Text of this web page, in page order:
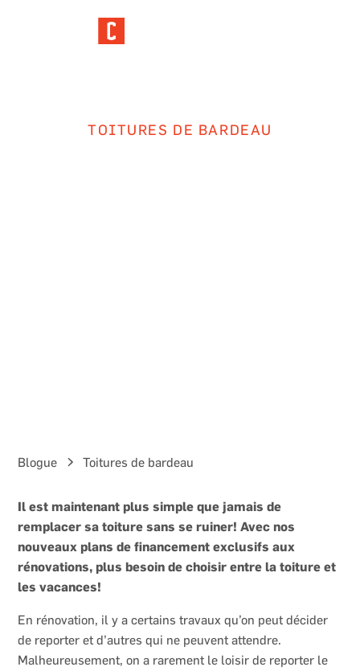
TOITURES DE BARDEAU
Blogue Toitures de bardeau
Il est maintenant plus simple que jamais de
remplacer sa toiture sans se ruiner! Avec nos
nouveaux plans de financement exclusifs aux
rénovations, plus besoin de choisir entre la toiture et
les vacances!
En rénovation, il y a certains travaux qu’on peut décider
de reporter et d’autres qui ne peuvent attendre.
Malheureusement, on a rarement le loisir de reporter le